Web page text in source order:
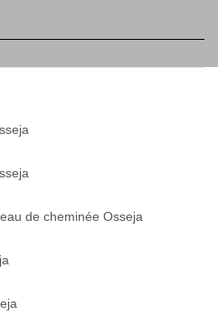
de cheminée Osseja